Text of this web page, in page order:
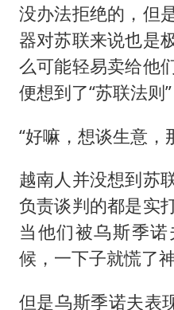
没办法拒绝的，但
器对苏联来说也是
么可能轻易卖给他
便想到了“苏联法则”
“好嘛，想谈生意，
越南人并没想到苏
负责谈判的都是实
当他们被乌斯季
候，一下子就慌了神
但是乌斯季诺夫表